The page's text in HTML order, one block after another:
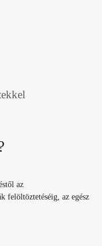
az
felöltöztetéséig, az egész